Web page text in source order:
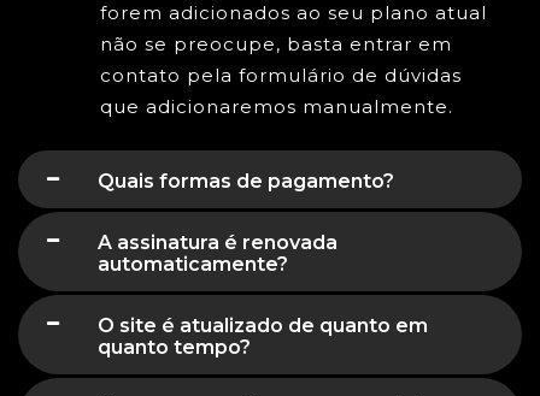
forem adicionados ao seu plano atual
não se preocupe, basta entrar em
contato pela formulário de dúvidas
que adicionaremos manualmente.
Quais formas de pagamento?
A assinatura é renovada
automaticamente?
O site é atualizado de quanto em
quanto tempo?